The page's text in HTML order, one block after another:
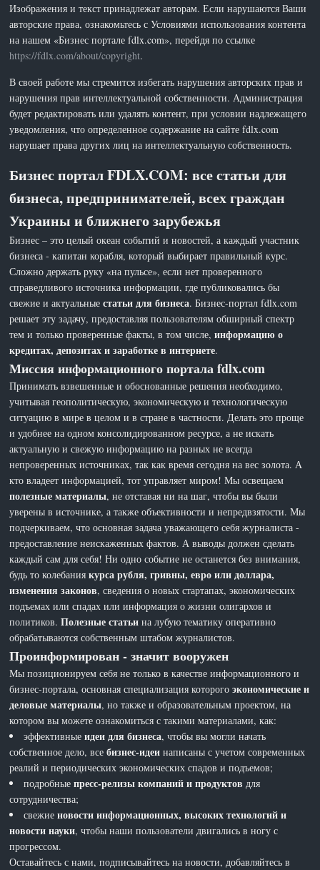
Изображения и текст принадлежат авторам. Если нарушаются Ваши
авторские права, ознакомьтесь с Условиями использования контента
на нашем «Бизнес портале fdlx.com», перейдя по ссылке
https://fdlx.com/about/copyright.
В своей работе мы стремится избегать нарушения авторских прав и
нарушения прав интеллектуальной собственности. Администрация
будет редактировать или удалять контент, при условии надлежащего
уведомления, что определенное содержание на сайте fdlx.com
нарушает права других лиц на интеллектуальную собственность.
Бизнес портал FDLX.COM: все статьи для
бизнеса, предпринимателей, всех граждан
Украины и ближнего зарубежья
Бизнес – это целый океан событий и новостей, а каждый участник
бизнеса - капитан корабля, который выбирает правильный курс.
Сложно держать руку «на пульсе», если нет проверенного
справедливого источника информации, где публиковались бы
свежие и актуальныестатьи для бизнеса. Бизнес-портал fdlx.com
решает эту задачу, предоставляя пользователям обширный спектр
тем и только проверенные факты, в том числе,информацию о
кредитах, депозитах и заработке в интернете.
Миссия информационного портала fdlx.com
Принимать взвешенные и обоснованные решения необходимо,
учитывая геополитическую, экономическую и технологическую
ситуацию в мире в целом и в стране в частности. Делать это проще
и удобнее на одном консолидированном ресурсе, а не искать
актуальную и свежую информацию на разных не всегда
непроверенных источниках, так как время сегодня на вес золота. А
кто владеет информацией, тот управляет миром! Мы освещаем
полезные материалы, не отставая ни на шаг, чтобы вы были
уверены в источнике, а также объективности и непредвзятости. Мы
подчеркиваем, что основная задача уважающего себя журналиста -
предоставление неискаженных фактов. А выводы должен сделать
каждый сам для себя! Ни одно событие не останется без внимания,
будь то колебаниякурса рубля, гривны, евро или доллара,
изменения законов, сведения о новых стартапах, экономических
подъемах или спадах или информация о жизни олигархов и
политиков.Полезные статьи на лубую тематику оперативно
обрабатываются собственным штабом журналистов.
Проинформирован - значит вооружен
Мы позиционируем себя не только в качестве информационного и
бизнес-портала, основная специализация которогоэкономические и
деловые материалы, но также и образовательным проектом, на
котором вы можете ознакомиться с такими материалами, как:
эффективныеидеи для бизнеса, чтобы вы могли начать
собственное дело, всебизнес-идеи написаны с учетом современных
реалий и периодических экономических спадов и подъемов;
подробныепресс-релизы компаний и продуктов для
сотрудничества;
свежиеновости информационных, высоких технологий и
новости науки, чтобы наши пользователи двигались в ногу с
прогрессом.
Оставайтесь с нами, подписывайтесь на новости, добавляйтесь в